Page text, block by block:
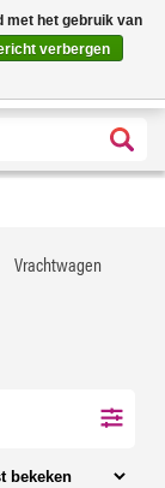
assortiment
X
Vrachtwagen
met het gebruik van
verbergen